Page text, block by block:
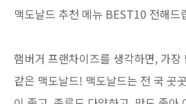
맥도날드 추천 메뉴 BEST10 전해드
햄버거 프랜차이즈를 생각하면, 가장
같은 맥도날드! 맥도날드는 전 국 곳